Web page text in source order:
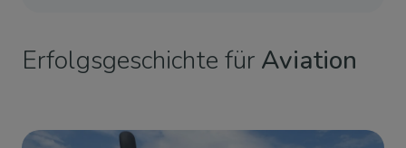
Erfolgsgeschichte für Aviation